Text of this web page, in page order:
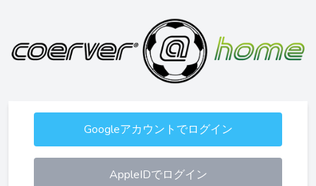
Googleアカウントでログイン
AppleIDでログイン